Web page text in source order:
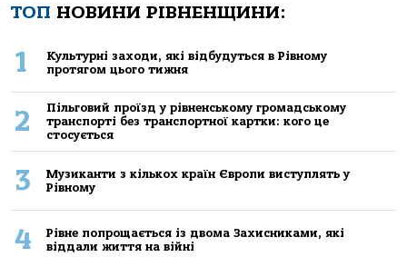
ТОП НОВИНИ РІВНЕНЩИНИ:
1
Культурні заходи, які відбудуться в Рівному
протягом цього тижня
2
Пільговий проїзд у рівненському громадському
транспорті без транспортної картки: кого це
стосується
3
Музиканти з кількох країн Європи виступлять у
Рівному
4
Рівне попрощається із двома Захисниками, які
віддали життя на війні